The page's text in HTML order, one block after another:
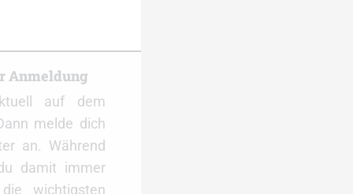
Anmeldung
auf dem
melde dich
an. Während
damit immer
wichtigsten